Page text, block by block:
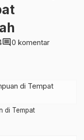
comment0 komentar
di Tempat